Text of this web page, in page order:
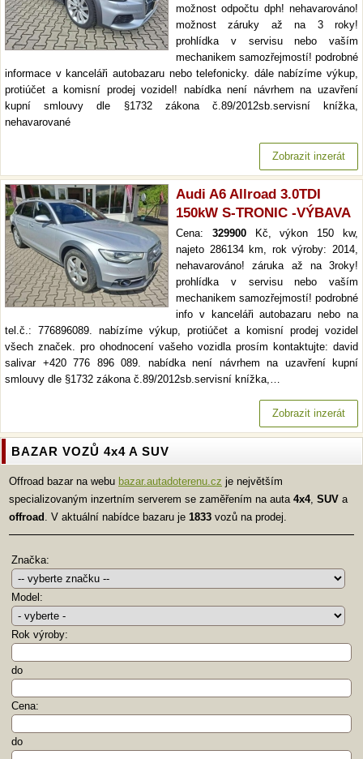
možnost odpočtu dph! nehavarováno!
možnost záruky až na 3 roky!
prohlídka v servisu nebo vaším
mechanikem samozřejmostí! podrobné
informace v kanceláři autobazaru nebo telefonicky. dále nabízíme výkup,
protiúčet a komisní prodej vozidel! nabídka není návrhem na uzavření
kupní smlouvy dle §1732 zákona č.89/2012sb.servisní knížka,
nehavarované
Zobrazit inzerát
Audi A6 Allroad 3.0TDI
150kW S-TRONIC -VÝBAVA
Cena: 329900Kč, výkon 150 kw,
najeto 286134 km, rok výroby: 2014,
nehavarováno! záruka až na 3roky!
prohlídka v servisu nebo vaším
mechanikem samozřejmostí! podrobné
info v kanceláři autobazaru nebo na
tel.č.: 776896089. nabízíme výkup, protiúčet a komisní prodej vozidel
všech značek. pro ohodnocení vašeho vozidla prosím kontaktujte: david
salivar +420 776 896 089. nabídka není návrhem na uzavření kupní
smlouvy dle §1732 zákona č.89/2012sb.servisní knížka,…
Zobrazit inzerát
BAZAR VOZŮ 4x4 A SUV
Offroad bazar na webu bazar.autadoterenu.cz je největším
specializovaným inzertním serverem se zaměřením na auta 4x4, SUV a
offroad . V aktuální nabídce bazaru je 1833 vozů na prodej.
Značka:
Model:
Rok výroby:
do
Cena:
do